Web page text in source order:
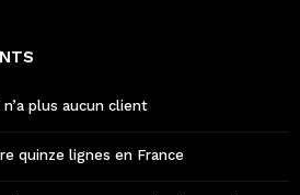
n’a plus aucun client
quinze lignes en France